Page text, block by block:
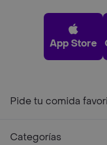
App Store
Pide tu comida
Categorías